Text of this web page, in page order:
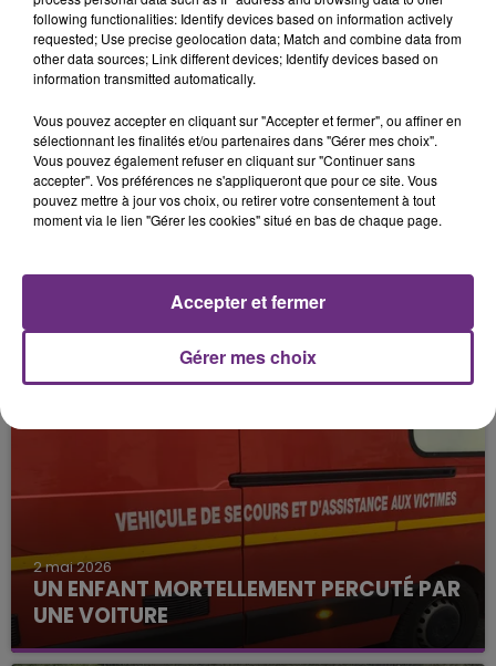
10 mai 2026
UN MOTARD PERD LA VIE DANS UN
ACCIDENT
TROIS PERSONNES DÉCÈDENT DANS UNE
COLLISION ENTRE DEUX VOITURES
2 mai 2026
UN ENFANT MORTELLEMENT PERCUTÉ PAR
UNE VOITURE
following functionalities: Identify devices based on information actively
requested; Use precise geolocation data; Match and combine data from
other data sources; Link different devices; Identify devices based on
information transmitted automatically.
Vous pouvez accepter en cliquant sur "Accepter et fermer", ou affiner en
sélectionnant les finalités et/ou partenaires dans "Gérer mes choix".
Vous pouvez également refuser en cliquant sur "Continuer sans
accepter". Vos préférences ne s'appliqueront que pour ce site. Vous
pouvez mettre à jour vos choix, ou retirer votre consentement à tout
moment via le lien "Gérer les cookies" situé en bas de chaque page.
Gérer mes choix
Accepter et fermer